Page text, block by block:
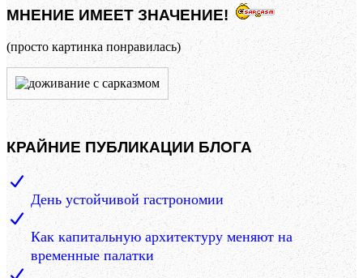
МНЕНИЕ ИМЕЕТ ЗНАЧЕНИЕ!
(просто картинка понравилась)
КРАЙНИЕ ПУБЛИКАЦИИ БЛОГА
День устойчивой гастрономии
Как капитальную архитектуру меняют на
временные палатки